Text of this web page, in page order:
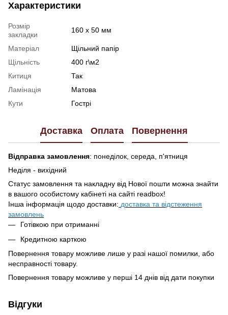
Характеристики
Розмір
закладки
160 х 50 мм
Матеріал
Щільний папір
Щільність
400 г\м2
Китиця
Так
Ламінація
Матова
Кути
Гострі
Доставка Оплата Повернення
Відправка замовлення: понеділок, середа, п'ятниця
Неділя - вихідний
Статус замовлення та накладну від Нової пошти можна знайти
в вашого особистому кабінеті на сайті readbox!
Інша інформація щодо доставки: доставка та відстеження
замовлень
Готівкою при отриманні
Кредитною карткою
Повернення товару можливе лише у разі нашої помилки, або
несправності товару.
Повернення товару можливе у перші 14 днів від дати покупки
Відгуки